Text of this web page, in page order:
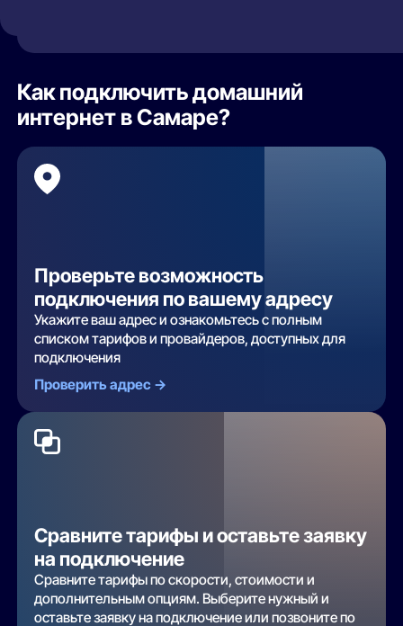
Как подключить домашний
интернет в Самаре?
Проверьте возможность
подключения по вашему адресу
Укажите ваш адрес и ознакомьтесь с полным
списком тарифов и провайдеров, доступных для
подключения
Проверить адрес ->
Сравните тарифы и оставьте заявку
на подключение
Сравните тарифы по скорости, стоимости и
дополнительным опциям. Выберите нужный и
оставьте заявку на подключение или позвоните по